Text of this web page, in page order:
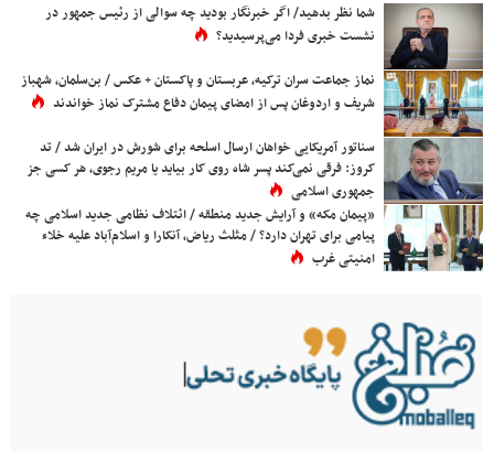
شما نظر بدهید/ اگر خبرنگار بودید چه سوالی از رئیس جمهور در
نشست خبری فردا می‌پرسیدید؟
نماز جماعت سران ترکیه، عربستان و پاکستان + عکس / بن‌سلمان، شهباز
شریف و اردوغان پس از امضای پیمان دفاع مشترک نماز خواندند
سناتور آمریکایی خواهان ارسال اسلحه برای شورش در ایران شد / تد
کروز: فرقی نمی‌کند پسر شاه روی کار بیاید یا مریم رجوی، هر کسی جز
جمهوری اسلامی
«پیمان مکه» و آرایش جدید منطقه / ائتلاف نظامی جدید اسلامی چه
پیامی برای تهران دارد؟ / مثلث ریاض، آنکارا و اسلام‌آباد علیه خلاء
امنیتی غرب